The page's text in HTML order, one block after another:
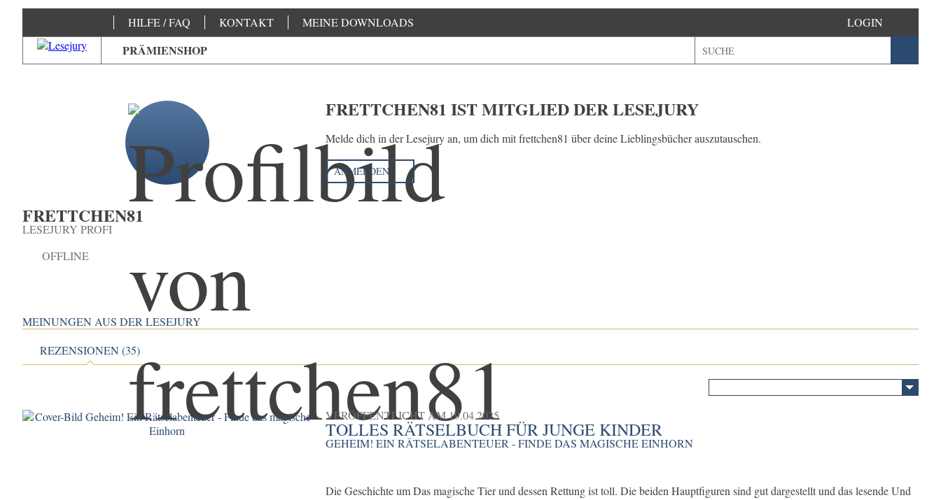
HILFE / FAQ KONTAKT MEINE DOWNLOADS
PRÄMIENSHOP
LOGIN
FRETTCHEN81
LESEJURY PROFI
OFFLINE
FRETTCHEN81 IST MITGLIED DER LESEJURY
Melde dich in der Lesejury an, um dich mit frettchen81 über deine Lieblingsbücher auszutauschen.
ANMELDEN
MEINUNGEN AUS DER LESEJURY
REZENSIONEN (35)
VERÖFFENTLICHT AM19.04.2025
TOLLES RÄTSELBUCH FÜR JUNGE KINDER
GEHEIM! EIN RÄTSELABENTEUER - FINDE DAS MAGISCHE EINHORN
Die Geschichte um Das magische Tier und dessen Rettung ist toll. Die beiden Hauptfiguren sind gut dargestellt und das lesende Und